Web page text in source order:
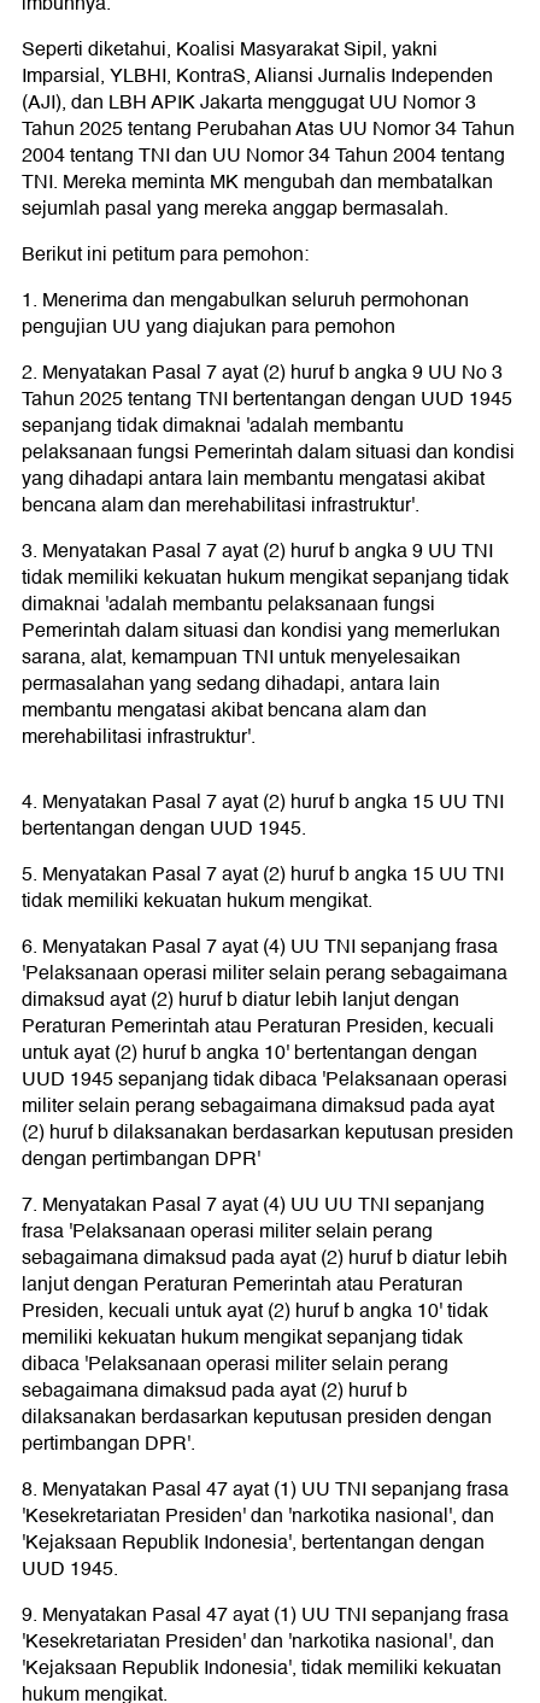
Seperti diketahui, Koalisi Masyarakat Sipil, yakni
Imparsial, YLBHI, KontraS, Aliansi Jurnalis Independen
(AJI), dan LBH APIK Jakarta menggugat UU Nomor 3
Tahun 2025 tentang Perubahan Atas UU Nomor 34 Tahun
2004 tentang TNI dan UU Nomor 34 Tahun 2004 tentang
TNI. Mereka meminta MK mengubah dan membatalkan
sejumlah pasal yang mereka anggap bermasalah.
Berikut ini petitum para pemohon:
1. Menerima dan mengabulkan seluruh permohonan
pengujian UU yang diajukan para pemohon
2. Menyatakan Pasal 7 ayat (2) huruf b angka 9 UU No 3
Tahun 2025 tentang TNI bertentangan dengan UUD 1945
sepanjang tidak dimaknai 'adalah membantu
pelaksanaan fungsi Pemerintah dalam situasi dan kondisi
yang dihadapi antara lain membantu mengatasi akibat
bencana alam dan merehabilitasi infrastruktur'.
3. Menyatakan Pasal 7 ayat (2) huruf b angka 9 UU TNI
tidak memiliki kekuatan hukum mengikat sepanjang tidak
dimaknai 'adalah membantu pelaksanaan fungsi
Pemerintah dalam situasi dan kondisi yang memerlukan
sarana, alat, kemampuan TNI untuk menyelesaikan
permasalahan yang sedang dihadapi, antara lain
membantu mengatasi akibat bencana alam dan
merehabilitasi infrastruktur'.
4. Menyatakan Pasal 7 ayat (2) huruf b angka 15 UU TNI
bertentangan dengan UUD 1945.
5. Menyatakan Pasal 7 ayat (2) huruf b angka 15 UU TNI
tidak memiliki kekuatan hukum mengikat.
6. Menyatakan Pasal 7 ayat (4) UU TNI sepanjang frasa
'Pelaksanaan operasi militer selain perang sebagaimana
dimaksud ayat (2) huruf b diatur lebih lanjut dengan
Peraturan Pemerintah atau Peraturan Presiden, kecuali
untuk ayat (2) huruf b angka 10' bertentangan dengan
UUD 1945 sepanjang tidak dibaca 'Pelaksanaan operasi
militer selain perang sebagaimana dimaksud pada ayat
(2) huruf b dilaksanakan berdasarkan keputusan presiden
dengan pertimbangan DPR'
7. Menyatakan Pasal 7 ayat (4) UU UU TNI sepanjang
frasa 'Pelaksanaan operasi militer selain perang
sebagaimana dimaksud pada ayat (2) huruf b diatur lebih
lanjut dengan Peraturan Pemerintah atau Peraturan
Presiden, kecuali untuk ayat (2) huruf b angka 10' tidak
memiliki kekuatan hukum mengikat sepanjang tidak
dibaca 'Pelaksanaan operasi militer selain perang
sebagaimana dimaksud pada ayat (2) huruf b
dilaksanakan berdasarkan keputusan presiden dengan
pertimbangan DPR'.
8. Menyatakan Pasal 47 ayat (1) UU TNI sepanjang frasa
'Kesekretariatan Presiden' dan 'narkotika nasional', dan
'Kejaksaan Republik Indonesia', bertentangan dengan
UUD 1945.
9. Menyatakan Pasal 47 ayat (1) UU TNI sepanjang frasa
'Kesekretariatan Presiden' dan 'narkotika nasional', dan
'Kejaksaan Republik Indonesia', tidak memiliki kekuatan
hukum mengikat.